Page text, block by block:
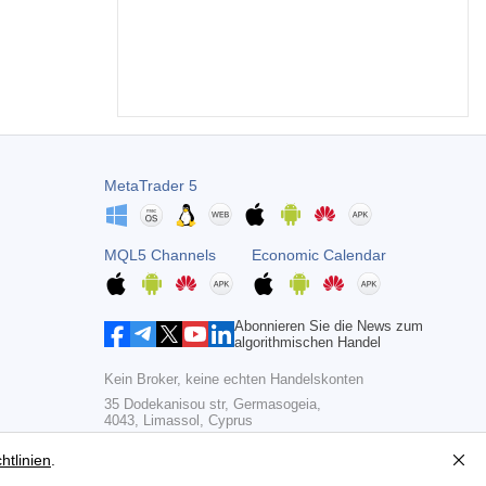
MetaTrader 5
MQL5 Channels Economic Calendar
Abonnieren Sie die News zum
algorithmischen Handel
Kein Broker, keine echten Handelskonten
35 Dodekanisou str, Germasogeia,
4043, Limassol, Cyprus